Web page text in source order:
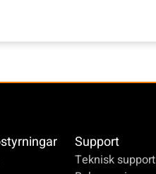
Support
Teknisk support